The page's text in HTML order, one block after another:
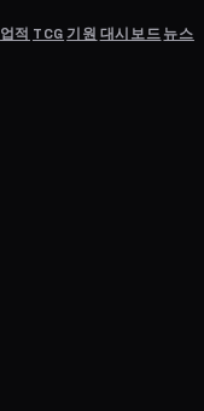
업적 TCG기원 대시보드뉴스